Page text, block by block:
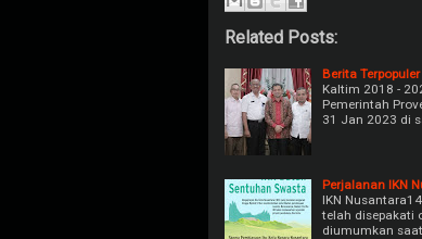
Related Posts:
Berita
Kaltim 2018 -
Pemerintah
31 Jan 2023 di
Perjalanan IKN
IKN
telah disepakati
diumumkan saat